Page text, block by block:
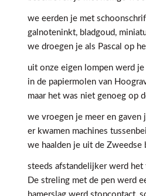
we eerden je met
galnoteninkt, bladgoud,
we droegen je als Pascal op
uit onze eigen lompen werd je
in de papiermolen van
maar het was niet genoeg op
we vroegen je meer en gaven
er kwamen machines
we haalden je uit de Zweedse
steeds afstandelijker werd het
De streling met de pen werd